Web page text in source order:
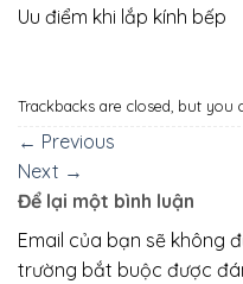
Uu điểm khi lắp kính bếp
Trackbacks are closed, but you
← Previous
Next →
Để lại một bình luận
Email của bạn sẽ không
trường bắt buộc được